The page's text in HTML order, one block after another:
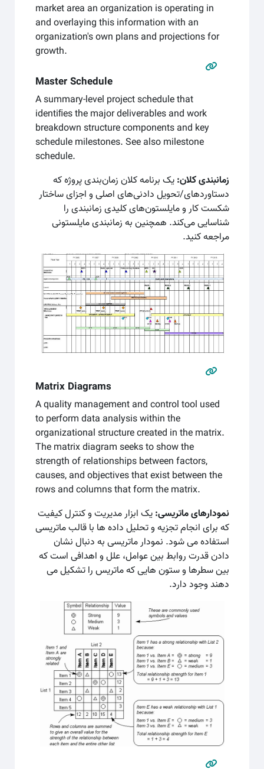
market area an organization is operating in
and overlaying this information with an
organization's own plans and projections for
growth.
Master Schedule
A summary-level project schedule that
identiﬁes the major deliverables and work
breakdown structure components and key
schedule milestones. See also milestone
schedule.
زمانبندی کلان:یک برنامه کلان زمان‌بندی پروژه که
دستاوردهای/تحویل دادنی‌های اصلی و اجزای ساختار
شکست کار و مایلستون‌های کلیدی زمانبندی را
شناسایی می‌کند. همچنین به زمانبندی مایلستونی
مراجعه کنید.
Matrix Diagrams
A quality management and control tool used
to perform data analysis within the
organizational structure created in the matrix.
The matrix diagram seeks to show the
strength of relationships between factors,
causes, and objectives that exist between the
rows and columns that form the matrix.
نمودارهای ماتریسی:یک ابزار مدیریت و کنترل کیفیت
که برای انجام تجزیه و تحلیل داده ها با قالب ماتریسی
استفاده می شود. نمودار ماتریسی به دنبال نشان
دادن قدرت روابط بین عوامل، علل و اهدافی است که
بین سطرها و ستون هایی که ماتریس را تشکیل می
دهند وجود دارد.